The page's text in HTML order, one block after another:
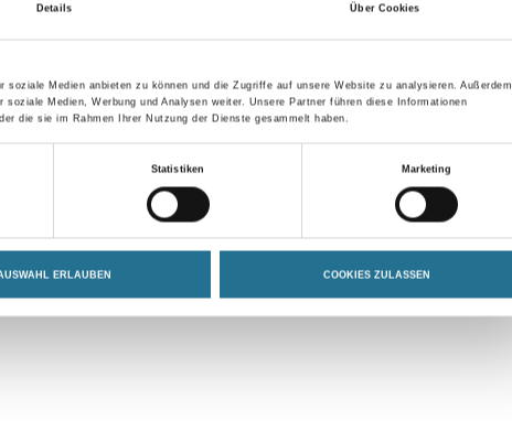
Details Über Cookies
Medien anbieten zu können und die Zugriffe auf unsere Website zu analysieren. Außerdem
Medien, Werbung und Analysen weiter. Unsere Partner führen diese Informationen
die sie im Rahmen Ihrer Nutzung der Dienste gesammelt haben.
Statistiken Marketing
ERLAUBEN COOKIES ZULASSEN
GEFÄLLT IHNEN AUCH...